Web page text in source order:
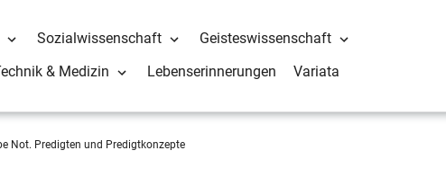
Sozialwissenschaft
Geisteswissenschaft
& Medizin
Lebenserinnerungen Variata
Not. Predigten und Predigtkonzepte